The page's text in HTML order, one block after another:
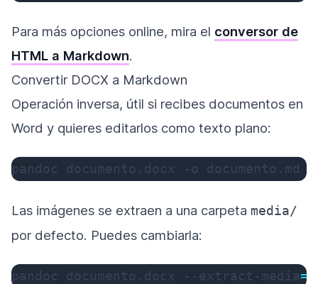
Para más opciones online, mira el conversor de
HTML a Markdown.
Convertir DOCX a Markdown
Operación inversa, útil si recibes documentos en
Word y quieres editarlos como texto plano:
pandoc documento.docx -o documento.md
Las imágenes se extraen a una carpeta media/
por defecto. Puedes cambiarla:
pandoc documento.docx --extract-media=